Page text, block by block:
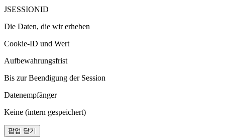
JSESSIONID
Die Daten, die wir erheben
Cookie-ID und Wert
Aufbewahrungsfrist
Bis zur Beendigung der Session
Datenempfänger
Keine (intern gespeichert)
팝업 닫기